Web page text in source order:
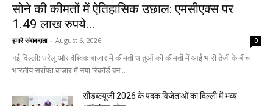
सोने की कीमतों में ऐतिहासिक उछाल: एमसीएक्स पर
1.49 लाख रुपये...
हमारे संवाददाता - August 6, 2026 0
नई दिल्ली: घरेलू और वैश्विक बाजार में कीमती धातुओं की कीमतों में आई भारी तेजी के बीच
भारतीय सर्राफा बाजार में नया रिकॉर्ड बन...
सीडब्ल्यूजी 2026 के पदक विजेताओं का दिल्ली में भव्य